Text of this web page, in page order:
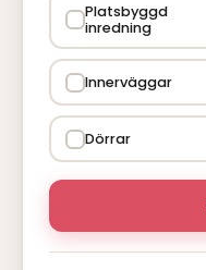
Platsbyggd
inredning
Innerväggar
Dörrar